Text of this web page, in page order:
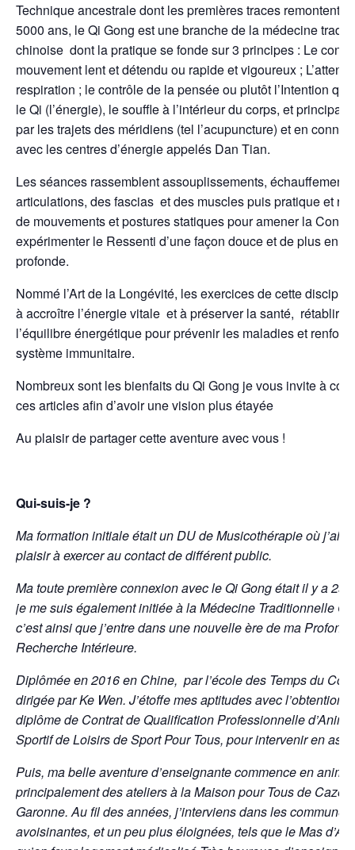
Technique ancestrale dont les premières traces remontent à
5000 ans, le Qi Gong est une branche de la médecine
chinoise dont la pratique se fonde sur 3 principes : Le
mouvement lent et détendu ou rapide et vigoureux ;
respiration ; le contrôle de la pensée ou plutôt l’Intention qui
le Qi (l’énergie), le souffle à l’intérieur du corps, et
par les trajets des méridiens (tel l’acupuncture) et en
avec les centres d’énergie appelés Dan Tian.
Les séances rassemblent assouplissements, échauffement
articulations, des fascias et des muscles puis pratique et
de mouvements et postures statiques pour amener la
expérimenter le Ressenti d’une façon douce et de plus en
profonde.
Nommé l’Art de la Longévité, les exercices de cette
à accroître l’énergie vitale et à préserver la santé, rétablir
l’équilibre énergétique pour prévenir les maladies et
système immunitaire.
Nombreux sont les bienfaits du Qi Gong je vous invite à
ces articles afin d’avoir une vision plus étayée
Au plaisir de partager cette aventure avec vous !
Qui-suis-je ?
Ma formation initiale était un DU de Musicothérapie où j’ai
plaisir à exercer au contact de différent public.
Ma toute première connexion avec le Qi Gong était il y a 25
je me suis également initiée à la Médecine Traditionnelle
c’est ainsi que j’entre dans une nouvelle ère de ma Profonde
Recherche Intérieure.
Diplômée en 2016 en Chine, par l’école des Temps du
dirigée par Ke Wen. J’étoffe mes aptitudes avec l’obtention
diplôme de Contrat de Qualification Professionnelle
Sportif de Loisirs de Sport Pour Tous, pour intervenir en
Puis, ma belle aventure d’enseignante commence en
principalement des ateliers à la Maison pour Tous de
Garonne. Au fil des années, j’interviens dans les communes
avoisinantes, et un peu plus éloignées, tels que le Mas